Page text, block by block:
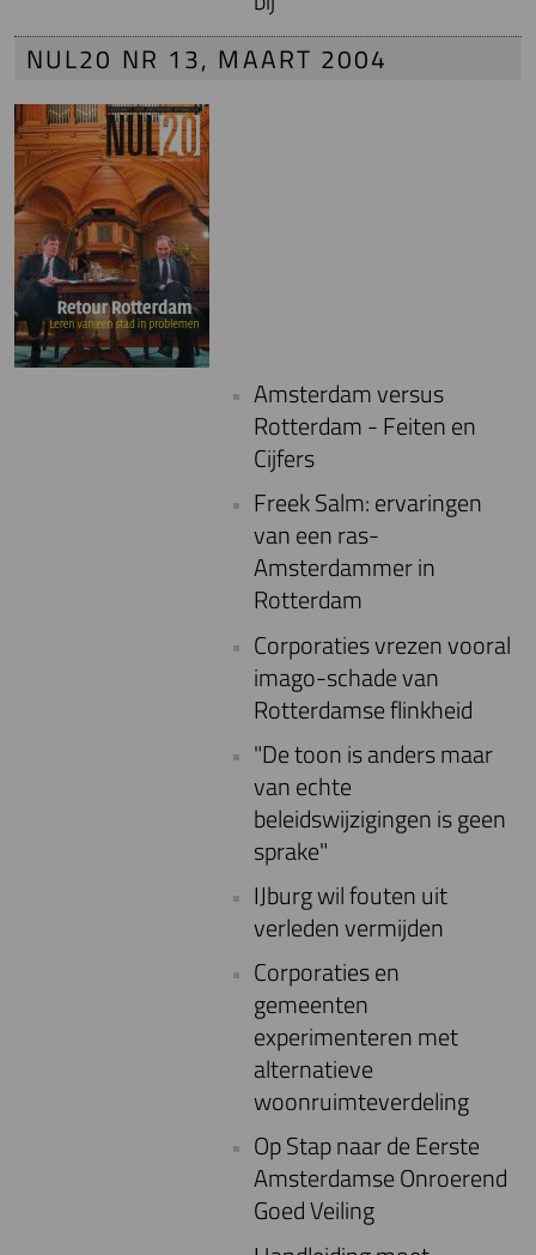
NUL20 NR 13, MAART 2004
Amsterdam versus
Rotterdam - Feiten en
Cijfers
Freek Salm: ervaringen
van een ras-
Amsterdammer in
Rotterdam
Corporaties vrezen vooral
imago-schade van
Rotterdamse flinkheid
"De toon is anders maar
van echte
beleidswijzigingen is geen
sprake"
IJburg wil fouten uit
verleden vermijden
Corporaties en
gemeenten
experimenteren met
alternatieve
woonruimteverdeling
Op Stap naar de Eerste
Amsterdamse Onroerend
Goed Veiling